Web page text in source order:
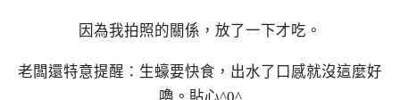
因為我拍照的關係，放了一下才吃。
老闆還特意提醒：生蠔要快食，出水了口感就沒這麼好